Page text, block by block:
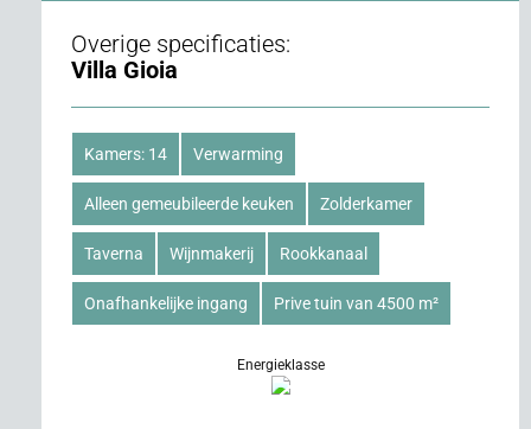
Overige specificaties:
Villa Gioia
Kamers: 14 Verwarming
Alleen gemeubileerde keuken Zolderkamer
Taverna Wijnmakerij Rookkanaal
Onafhankelijke ingang Prive tuin van 4500 m²
Energieklasse